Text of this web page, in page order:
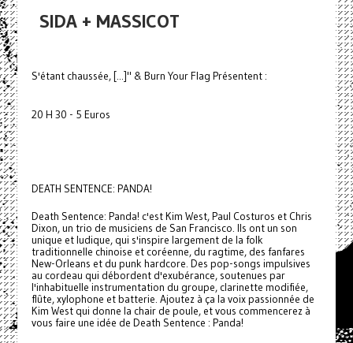
SIDA + MASSICOT
S'étant chaussée, [...]" & Burn Your Flag Présentent :
20 H 30 - 5 Euros
DEATH SENTENCE: PANDA!
Death Sentence: Panda! c'est Kim West, Paul Costuros et Chris
Dixon, un trio de musiciens de San Francisco. Ils ont un son
unique et ludique, qui s'inspire largement de la folk
traditionnelle chinoise et coréenne, du ragtime, des fanfares
New-Orleans et du punk hardcore. Des pop-songs impulsives
au cordeau qui débordent d'exubérance, soutenues par
l'inhabituelle instrumentation du groupe, clarinette modifiée,
flûte, xylophone et batterie. Ajoutez à ça la voix passionnée de
Kim West qui donne la chair de poule, et vous commencerez à
vous faire une idée de Death Sentence : Panda!